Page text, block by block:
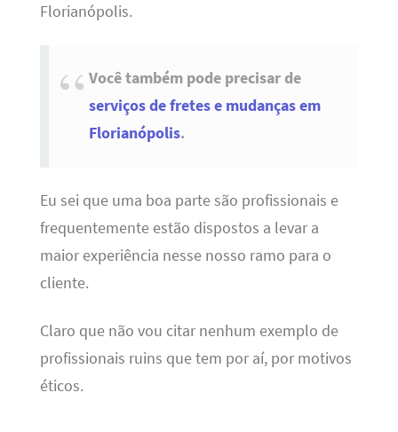
Florianópolis.
Você também pode precisar de
serviços de fretes e mudanças em
Florianópolis.
Eu sei que uma boa parte são profissionais e
frequentemente estão dispostos a levar a
maior experiência nesse nosso ramo para o
cliente.
Claro que não vou citar nenhum exemplo de
profissionais ruins que tem por aí, por motivos
éticos.